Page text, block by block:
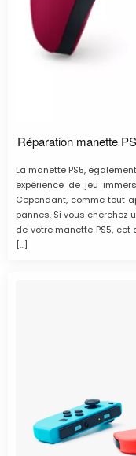
Réparation manette
La manette PS5,
expérience de jeu
Cependant, comme tout
pannes. Si vous cherchez
de votre manette PS5,
[…]